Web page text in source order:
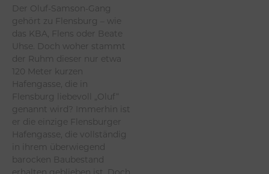
Der Oluf-Samson-Gang
gehört zu Flensburg – wie
das KBA, Flens oder Beate
Uhse. Doch woher stammt
der Ruhm dieser nur etwa
120 Meter kurzen
Hafengasse, die in
Flensburg liebevoll „Oluf“
genannt wird? Immerhin ist
er die einzige Flensburger
Hafengasse, die vollständig
in ihrem überwiegend
barocken Baubestand